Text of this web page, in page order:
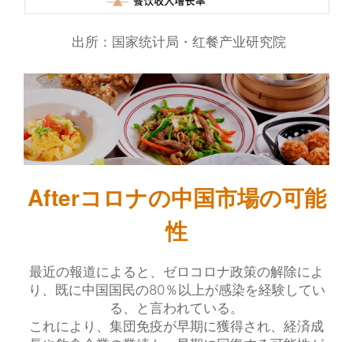
出所：国家统计局・红餐产业研究院
Afterコロナの中国市場の可能
性
最近の報道によると、ゼロコロナ政策の解除によ
り、既に中国国民の80％以上が感染を経験してい
る、と言われている。
これにより、集団免疫が早期に獲得され、経済成